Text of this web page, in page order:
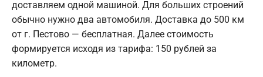
доставляем одной машиной. Для больших строений
обычно нужно два автомобиля. Доставка до 500 км
от г. Пестово — бесплатная. Далее стоимость
формируется исходя из тарифа: 150 рублей за
километр.